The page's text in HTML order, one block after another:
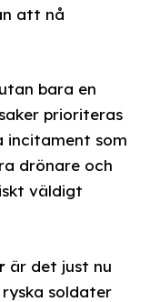
att nå
bara en
prioriteras
incitament som
drönare och
väldigt
är det just nu
soldater